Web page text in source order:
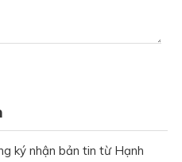
ký nhận bản tin từ Hạnh